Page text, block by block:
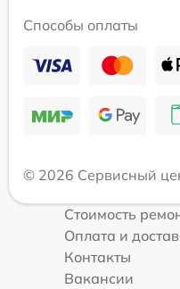
Способы оплаты
© 2026 Сервисный
Стоимость
Оплата и
Контакты
Вакансии